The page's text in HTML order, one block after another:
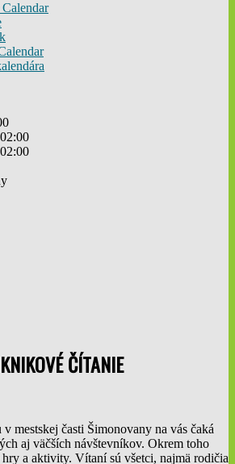
ČÍTANIE
mestskej časti Šimonovany na vás čaká
aj väčších návštevníkov. Okrem toho
a aktivity. Vítaní sú všetci, najmä rodičia